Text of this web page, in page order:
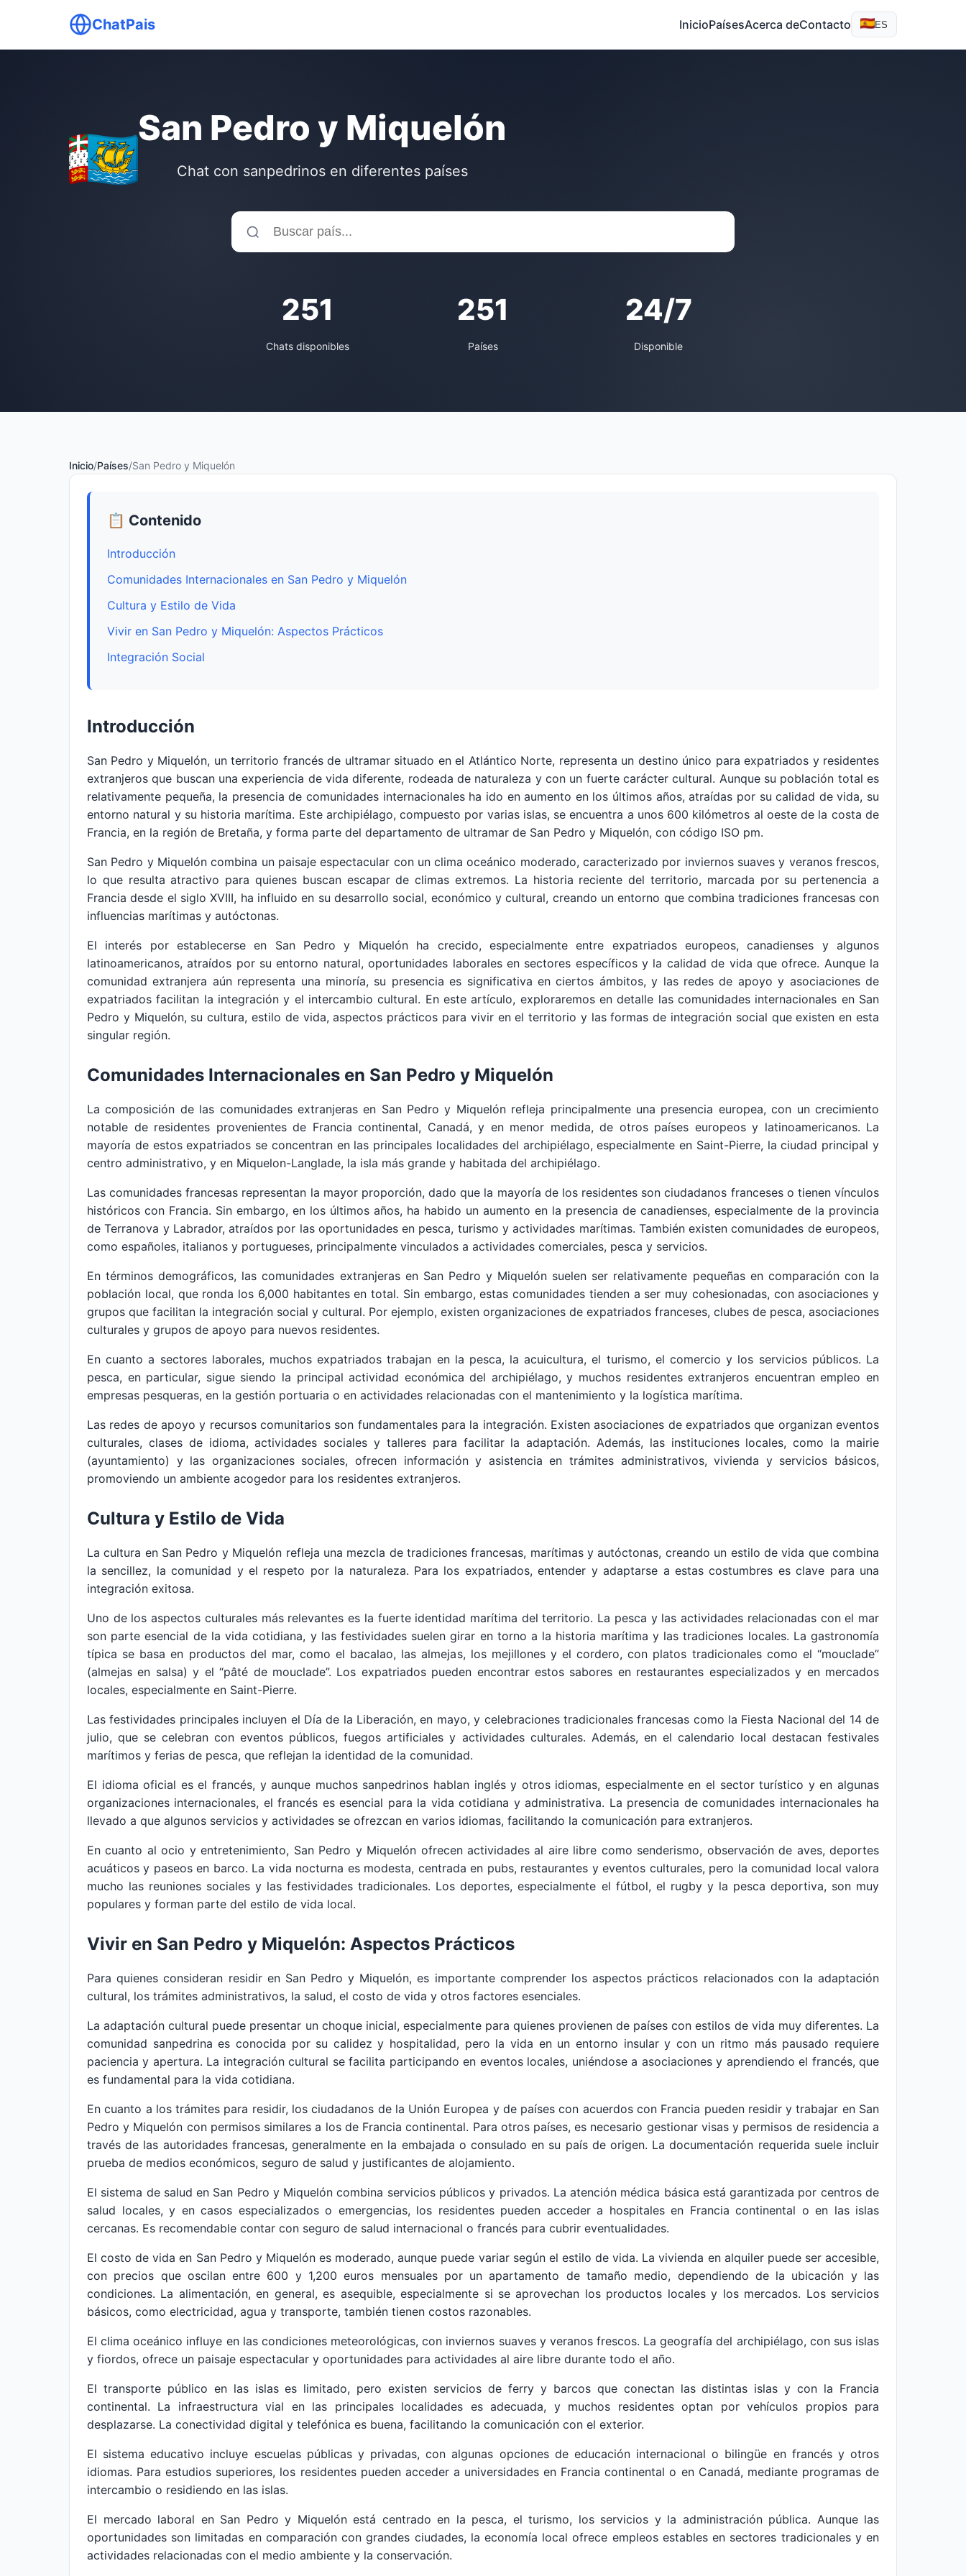
ChatPais InicioPaísesAcerca deContacto ES
San Pedro y Miquelón
Chat con sanpedrinos en diferentes países
251
Chats disponibles
251
Países
24/7
Disponible
Inicio/Países/San Pedro y Miquelón
📋 Contenido
Introducción
Comunidades Internacionales en San Pedro y Miquelón
Cultura y Estilo de Vida
Vivir en San Pedro y Miquelón: Aspectos Prácticos
Integración Social
Introducción
San Pedro y Miquelón, un territorio francés de ultramar situado en el Atlántico Norte, representa un destino único para expatriados y residentes
extranjeros que buscan una experiencia de vida diferente, rodeada de naturaleza y con un fuerte carácter cultural. Aunque su población total es
relativamente pequeña, la presencia de comunidades internacionales ha ido en aumento en los últimos años, atraídas por su calidad de vida, su
entorno natural y su historia marítima. Este archipiélago, compuesto por varias islas, se encuentra a unos 600 kilómetros al oeste de la costa de
Francia, en la región de Bretaña, y forma parte del departamento de ultramar de San Pedro y Miquelón, con código ISO pm.
San Pedro y Miquelón combina un paisaje espectacular con un clima oceánico moderado, caracterizado por inviernos suaves y veranos frescos,
lo que resulta atractivo para quienes buscan escapar de climas extremos. La historia reciente del territorio, marcada por su pertenencia a
Francia desde el siglo XVIII, ha influido en su desarrollo social, económico y cultural, creando un entorno que combina tradiciones francesas con
influencias marítimas y autóctonas.
El interés por establecerse en San Pedro y Miquelón ha crecido, especialmente entre expatriados europeos, canadienses y algunos
latinoamericanos, atraídos por su entorno natural, oportunidades laborales en sectores específicos y la calidad de vida que ofrece. Aunque la
comunidad extranjera aún representa una minoría, su presencia es significativa en ciertos ámbitos, y las redes de apoyo y asociaciones de
expatriados facilitan la integración y el intercambio cultural. En este artículo, exploraremos en detalle las comunidades internacionales en San
Pedro y Miquelón, su cultura, estilo de vida, aspectos prácticos para vivir en el territorio y las formas de integración social que existen en esta
singular región.
Comunidades Internacionales en San Pedro y Miquelón
La composición de las comunidades extranjeras en San Pedro y Miquelón refleja principalmente una presencia europea, con un crecimiento
notable de residentes provenientes de Francia continental, Canadá, y en menor medida, de otros países europeos y latinoamericanos. La
mayoría de estos expatriados se concentran en las principales localidades del archipiélago, especialmente en Saint-Pierre, la ciudad principal y
centro administrativo, y en Miquelon-Langlade, la isla más grande y habitada del archipiélago.
Las comunidades francesas representan la mayor proporción, dado que la mayoría de los residentes son ciudadanos franceses o tienen vínculos
históricos con Francia. Sin embargo, en los últimos años, ha habido un aumento en la presencia de canadienses, especialmente de la provincia
de Terranova y Labrador, atraídos por las oportunidades en pesca, turismo y actividades marítimas. También existen comunidades de europeos,
como españoles, italianos y portugueses, principalmente vinculados a actividades comerciales, pesca y servicios.
En términos demográficos, las comunidades extranjeras en San Pedro y Miquelón suelen ser relativamente pequeñas en comparación con la
población local, que ronda los 6,000 habitantes en total. Sin embargo, estas comunidades tienden a ser muy cohesionadas, con asociaciones y
grupos que facilitan la integración social y cultural. Por ejemplo, existen organizaciones de expatriados franceses, clubes de pesca, asociaciones
culturales y grupos de apoyo para nuevos residentes.
En cuanto a sectores laborales, muchos expatriados trabajan en la pesca, la acuicultura, el turismo, el comercio y los servicios públicos. La
pesca, en particular, sigue siendo la principal actividad económica del archipiélago, y muchos residentes extranjeros encuentran empleo en
empresas pesqueras, en la gestión portuaria o en actividades relacionadas con el mantenimiento y la logística marítima.
Las redes de apoyo y recursos comunitarios son fundamentales para la integración. Existen asociaciones de expatriados que organizan eventos
culturales, clases de idioma, actividades sociales y talleres para facilitar la adaptación. Además, las instituciones locales, como la mairie
(ayuntamiento) y las organizaciones sociales, ofrecen información y asistencia en trámites administrativos, vivienda y servicios básicos,
promoviendo un ambiente acogedor para los residentes extranjeros.
Cultura y Estilo de Vida
La cultura en San Pedro y Miquelón refleja una mezcla de tradiciones francesas, marítimas y autóctonas, creando un estilo de vida que combina
la sencillez, la comunidad y el respeto por la naturaleza. Para los expatriados, entender y adaptarse a estas costumbres es clave para una
integración exitosa.
Uno de los aspectos culturales más relevantes es la fuerte identidad marítima del territorio. La pesca y las actividades relacionadas con el mar
son parte esencial de la vida cotidiana, y las festividades suelen girar en torno a la historia marítima y las tradiciones locales. La gastronomía
típica se basa en productos del mar, como el bacalao, las almejas, los mejillones y el cordero, con platos tradicionales como el “mouclade”
(almejas en salsa) y el “pâté de mouclade”. Los expatriados pueden encontrar estos sabores en restaurantes especializados y en mercados
locales, especialmente en Saint-Pierre.
Las festividades principales incluyen el Día de la Liberación, en mayo, y celebraciones tradicionales francesas como la Fiesta Nacional del 14 de
julio, que se celebran con eventos públicos, fuegos artificiales y actividades culturales. Además, en el calendario local destacan festivales
marítimos y ferias de pesca, que reflejan la identidad de la comunidad.
El idioma oficial es el francés, y aunque muchos sanpedrinos hablan inglés y otros idiomas, especialmente en el sector turístico y en algunas
organizaciones internacionales, el francés es esencial para la vida cotidiana y administrativa. La presencia de comunidades internacionales ha
llevado a que algunos servicios y actividades se ofrezcan en varios idiomas, facilitando la comunicación para extranjeros.
En cuanto al ocio y entretenimiento, San Pedro y Miquelón ofrecen actividades al aire libre como senderismo, observación de aves, deportes
acuáticos y paseos en barco. La vida nocturna es modesta, centrada en pubs, restaurantes y eventos culturales, pero la comunidad local valora
mucho las reuniones sociales y las festividades tradicionales. Los deportes, especialmente el fútbol, el rugby y la pesca deportiva, son muy
populares y forman parte del estilo de vida local.
Vivir en San Pedro y Miquelón: Aspectos Prácticos
Para quienes consideran residir en San Pedro y Miquelón, es importante comprender los aspectos prácticos relacionados con la adaptación
cultural, los trámites administrativos, la salud, el costo de vida y otros factores esenciales.
La adaptación cultural puede presentar un choque inicial, especialmente para quienes provienen de países con estilos de vida muy diferentes. La
comunidad sanpedrina es conocida por su calidez y hospitalidad, pero la vida en un entorno insular y con un ritmo más pausado requiere
paciencia y apertura. La integración cultural se facilita participando en eventos locales, uniéndose a asociaciones y aprendiendo el francés, que
es fundamental para la vida cotidiana.
En cuanto a los trámites para residir, los ciudadanos de la Unión Europea y de países con acuerdos con Francia pueden residir y trabajar en San
Pedro y Miquelón con permisos similares a los de Francia continental. Para otros países, es necesario gestionar visas y permisos de residencia a
través de las autoridades francesas, generalmente en la embajada o consulado en su país de origen. La documentación requerida suele incluir
prueba de medios económicos, seguro de salud y justificantes de alojamiento.
El sistema de salud en San Pedro y Miquelón combina servicios públicos y privados. La atención médica básica está garantizada por centros de
salud locales, y en casos especializados o emergencias, los residentes pueden acceder a hospitales en Francia continental o en las islas
cercanas. Es recomendable contar con seguro de salud internacional o francés para cubrir eventualidades.
El costo de vida en San Pedro y Miquelón es moderado, aunque puede variar según el estilo de vida. La vivienda en alquiler puede ser accesible,
con precios que oscilan entre 600 y 1,200 euros mensuales por un apartamento de tamaño medio, dependiendo de la ubicación y las
condiciones. La alimentación, en general, es asequible, especialmente si se aprovechan los productos locales y los mercados. Los servicios
básicos, como electricidad, agua y transporte, también tienen costos razonables.
El clima oceánico influye en las condiciones meteorológicas, con inviernos suaves y veranos frescos. La geografía del archipiélago, con sus islas
y fiordos, ofrece un paisaje espectacular y oportunidades para actividades al aire libre durante todo el año.
El transporte público en las islas es limitado, pero existen servicios de ferry y barcos que conectan las distintas islas y con la Francia
continental. La infraestructura vial en las principales localidades es adecuada, y muchos residentes optan por vehículos propios para
desplazarse. La conectividad digital y telefónica es buena, facilitando la comunicación con el exterior.
El sistema educativo incluye escuelas públicas y privadas, con algunas opciones de educación internacional o bilingüe en francés y otros
idiomas. Para estudios superiores, los residentes pueden acceder a universidades en Francia continental o en Canadá, mediante programas de
intercambio o residiendo en las islas.
El mercado laboral en San Pedro y Miquelón está centrado en la pesca, el turismo, los servicios y la administración pública. Aunque las
oportunidades son limitadas en comparación con grandes ciudades, la economía local ofrece empleos estables en sectores tradicionales y en
actividades relacionadas con el medio ambiente y la conservación.